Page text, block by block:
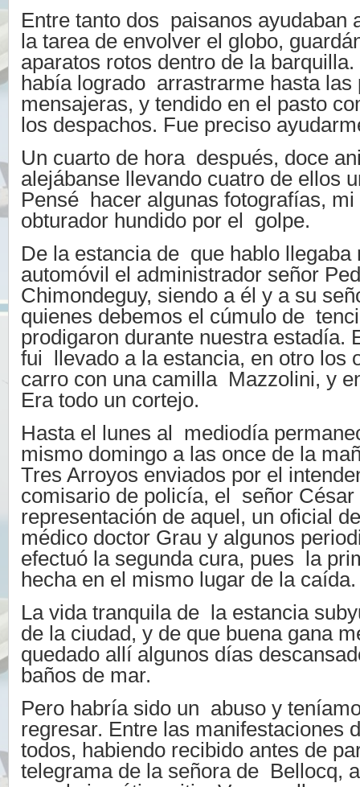
Entre tanto dos paisanos ayudaban
la tarea de envolver el globo,
aparatos rotos dentro de la
había logrado arrastrarme hasta las
mensajeras, y tendido en el pasto
los despachos. Fue preciso
Un cuarto de hora después, doce
alejábanse llevando cuatro de ellos
Pensé hacer algunas fotografías,
obturador hundido por el golpe.
De la estancia de que hablo llegaba
automóvil el administrador señor
Chimondeguy, siendo a él y a su
quienes debemos el cúmulo de
prodigaron durante nuestra estadía.
fui llevado a la estancia, en otro los
carro con una camilla Mazzolini, y
Era todo un cortejo.
Hasta el lunes al mediodía
mismo domingo a las once de la
Tres Arroyos enviados por el
comisario de policía, el señor César
representación de aquel, un oficial
médico doctor Grau y algunos
efectuó la segunda cura, pues la
hecha en el mismo lugar de la caída.
La vida tranquila de la estancia
de la ciudad, y de que buena gana
quedado allí algunos días
baños de mar.
Pero habría sido un abuso y
regresar. Entre las manifestaciones
todos, habiendo recibido antes de
telegrama de la señora de Bellocq,